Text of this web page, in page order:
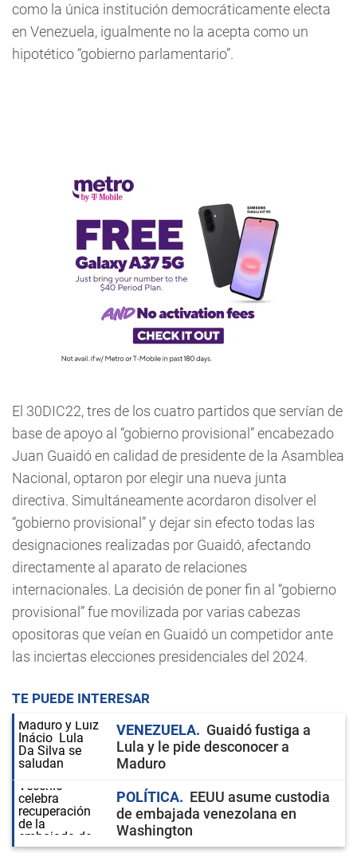
como la única institución democráticamente electa
en Venezuela, igualmente no la acepta como un
hipotético “gobierno parlamentario”.
El 30DIC22, tres de los cuatro partidos que servían de
base de apoyo al “gobierno provisional” encabezado
Juan Guaidó en calidad de presidente de la Asamblea
Nacional, optaron por elegir una nueva junta
directiva. Simultáneamente acordaron disolver el
“gobierno provisional” y dejar sin efecto todas las
designaciones realizadas por Guaidó, afectando
directamente al aparato de relaciones
internacionales. La decisión de poner fin al “gobierno
provisional” fue movilizada por varias cabezas
opositoras que veían en Guaidó un competidor ante
las inciertas elecciones presidenciales del 2024.
TE PUEDE INTERESAR
VENEZUELA
Guaidó fustiga a
Lula y le pide desconocer a
Maduro
POLÍTICA
EEUU asume custodia
de embajada venezolana en
Washington